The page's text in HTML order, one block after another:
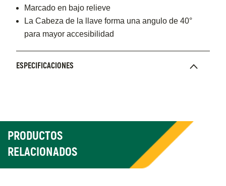
Marcado en bajo relieve
La Cabeza de la llave forma una angulo de 40°
para mayor accesibilidad
ESPECIFICACIONES
PRODUCTOS
RELACIONADOS